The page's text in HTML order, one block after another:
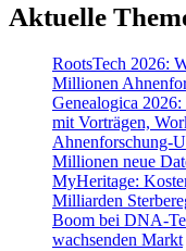
Aktuelle
RootsTech 2026:
Millionen
Genealogica
mit Vorträgen,
Ahnenforschung-
Millionen neue
MyHeritage:
Milliarden
Boom bei DNA-
wachsenden Markt